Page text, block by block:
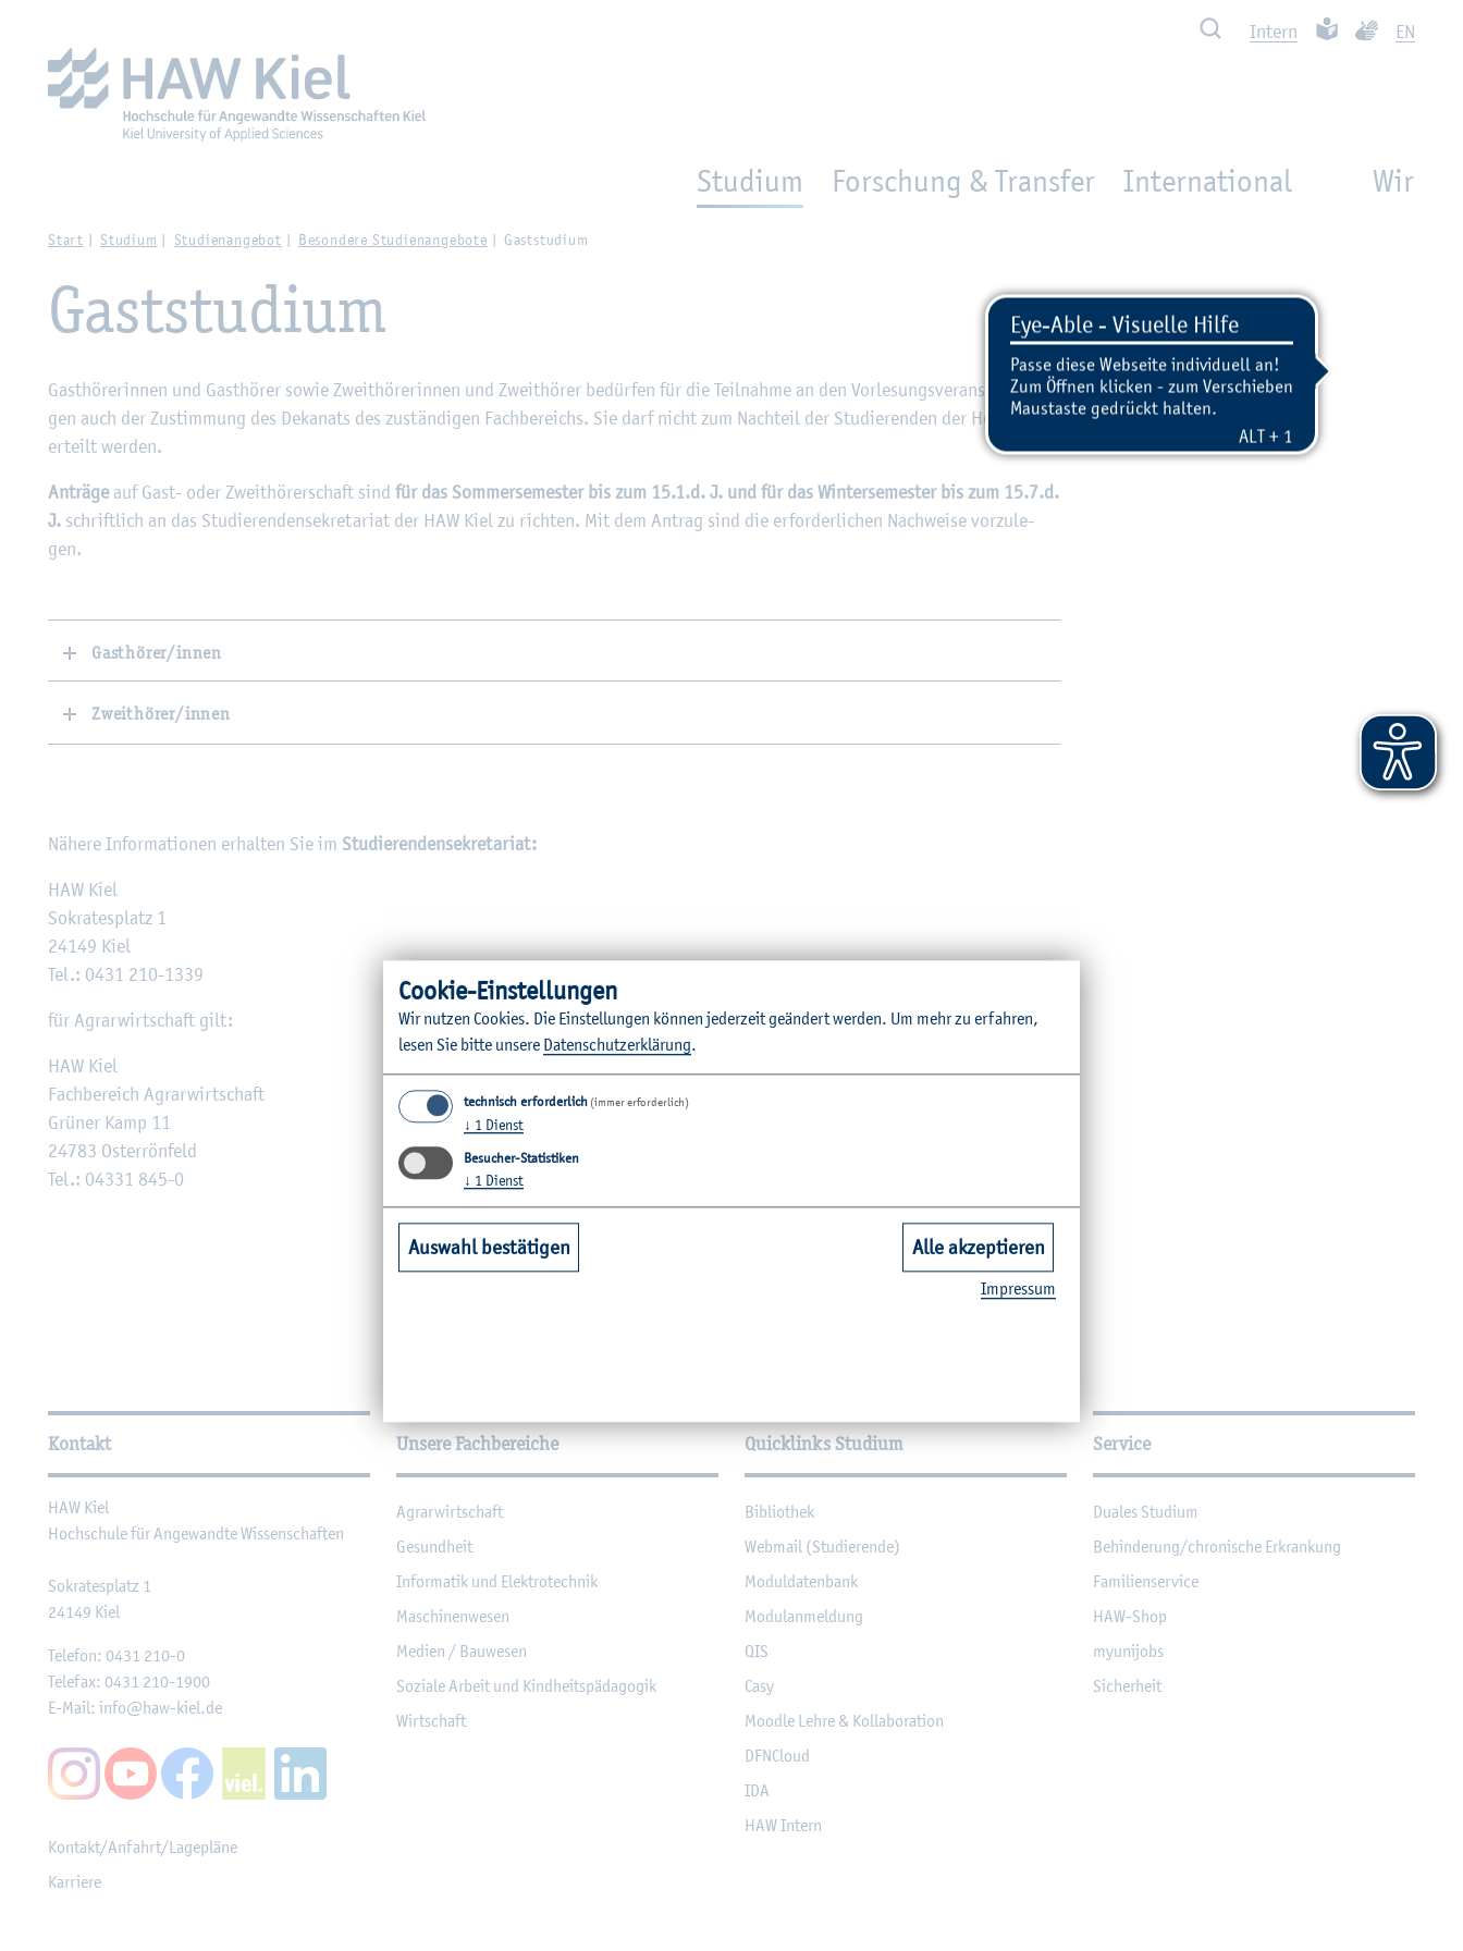
Such­ben In­tern Leich­te Spra­che
EN
Studium Forschung & Transfer International Wir
Start Stu­di­um Stu­di­en­an­ge­bot Be­son­de­re Stu­di­en­an­ge­bo­te Gast­stu­di­um
Gast­stu­di­um
Gast­hö­re­rin­nen und Gast­hö­rer sowie Zweit­hö­re­rin­nen und Zweit­hö­rer be­dür­fen für die Teil­nah­me an den Vor­le­sungs­ver­an­stal­tun­
gen auch der Zu­stim­mung des De­ka­nats des zu­stän­di­gen Fach­be­reichs. Sie darf nicht zum Nach­teil der Stu­die­ren­den der Hoch­schu­le
er­teilt wer­den.
An­trä­geauf Gast- oder Zweit­hö­rer­schaft sind für das Som­mer­se­mes­ter bis zum 15.1.d. J. und für das Win­ter­se­mes­ter bis zum 15.7.d.
J. schrift­lich an das Stu­die­ren­den­se­kre­ta­ri­at der HAW Kiel zu rich­ten. Mit dem An­trag sind die er­for­der­li­chen Nach­wei­se vor­zu­le­
gen.
Gasthörer/innen
Zweithörer/innen
Nä­he­re In­for­ma­tio­nen er­hal­ten Sie im Stu­die­ren­den­se­kre­ta­ri­at:
HAW Kiel
So­kra­tes­platz 1
24149 Kiel
Tel.: 0431 210-1339
für Agrar­wirt­schaft gilt:
HAW Kiel
Fach­be­reich Agrar­wirt­schaft
Grü­ner Kamp 11
24783 Os­ter­rön­feld
Tel.: 04331 845-0
Wei­ter­füh­ren­de In­for­ma­tio­nen
Kontakt
HAW Kiel
Hoch­schu­le für An­ge­wand­te Wis­sen­schaf­ten
So­kra­tes­platz 1
24149 Kiel
Te­le­fon: 0431 210-0
Te­le­fax: 0431 210-1900
E-Mail: info@​haw-​kiel.​de
Kon­takt/An­fahrt/La­ge­plä­ne
Kar­rie­re
Unsere Fachbereiche
Agrar­wirt­schaft
Ge­sund­heit
In­for­ma­tik und Elek­tro­tech­nik
Ma­schi­nen­we­sen
Me­di­en / Bau­we­sen
So­zia­le Ar­beit und Kind­heits­päd­ago­gik
Wirt­schaft
Quicklinks Studium
Bi­blio­thek
Web­mail (Stu­die­ren­de)
Mo­dul­da­ten­bank
Mo­du­l­an­mel­dung
QIS
Casy
Mood­le Lehre & Kol­la­bo­ra­ti­on
DF­NCloud
IDA
HAW In­tern
Service
Dua­les Stu­di­um
Be­hin­de­rung/chro­ni­sche Er­kran­kung
Fa­mi­li­en­ser­vice
HAW-Shop
myu­ni­jobs
Si­cher­heit
Coo­kie-Ein­stel­lun­gen
Wir nut­zen Coo­kies. Die Ein­stel­lun­gen kön­nen je­der­zeit ge­än­dert wer­den. Um mehr zu er­fah­ren,
lesen Sie bitte un­se­re Da­ten­schut­z­er­klä­rung.
technisch erforderlich (immer erforderlich)
↓ 1 Dienst
Besucher-Statistiken
↓ 1 Dienst
Auswahl bestätigen Alle akzeptieren
Im­pres­sum